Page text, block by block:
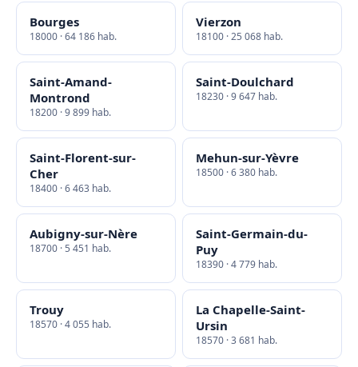
Bourges
18000 · 64 186 hab.
Vierzon
18100 · 25 068 hab.
Saint-Amand-
Montrond
18200 · 9 899 hab.
Saint-Doulchard
18230 · 9 647 hab.
Saint-Florent-sur-
Cher
18400 · 6 463 hab.
Mehun-sur-Yèvre
18500 · 6 380 hab.
Aubigny-sur-Nère
18700 · 5 451 hab.
Saint-Germain-du-
Puy
18390 · 4 779 hab.
Trouy
18570 · 4 055 hab.
La Chapelle-Saint-
Ursin
18570 · 3 681 hab.